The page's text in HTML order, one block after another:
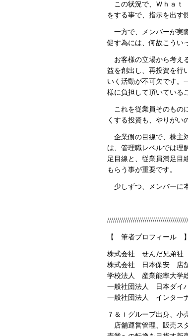
この状況で、Ｗｈａｔ
をする事で、指示を出す
一方で、メンバーが実
促す為には、何故こうい
お客様の立場から考え
益を創出し、再投資を行
いく活動が不可欠です。
様に負担して頂いている
これを従業員そのもの
くする投資も、やりがい
企業側の目線で、株主
は、管理職レベルでは理
足目線と、従業員満足目
もらう事が重要です。
少しずつ、メンバーに
【 筆者プロフィール 】
株式会社 せんだ兄弟
株式会社 日本保安 店舗
学校法人 産業能率大学
一般社団法人 日本ダイ
一般社団法人 インター
７＆ｉグループ出身、小
店舗運営管理、販売ス